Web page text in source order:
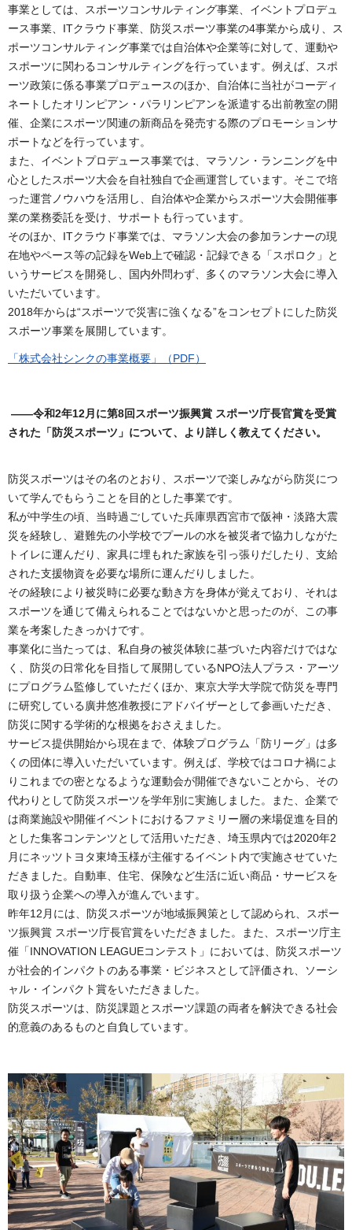
事業としては、スポーツコンサルティング事業、イベントプロデュ
ース事業、ITクラウド事業、防災スポーツ事業の4事業から成り、ス
ポーツコンサルティング事業では自治体や企業等に対して、運動や
スポーツに関わるコンサルティングを行っています。例えば、スポ
ーツ政策に係る事業プロデュースのほか、自治体に当社がコーディ
ネートしたオリンピアン・パラリンピアンを派遣する出前教室の開
催、企業にスポーツ関連の新商品を発売する際のプロモーションサ
ポートなどを行っています。
また、イベントプロデュース事業では、マラソン・ランニングを中
心としたスポーツ大会を自社独自で企画運営しています。そこで培
った運営ノウハウを活用し、自治体や企業からスポーツ大会開催事
業の業務委託を受け、サポートも行っています。
そのほか、ITクラウド事業では、マラソン大会の参加ランナーの現
在地やペース等の記録をWeb上で確認・記録できる「スポロク」と
いうサービスを開発し、国内外問わず、多くのマラソン大会に導入
いただいています。
2018年からは“スポーツで災害に強くなる”をコンセプトにした防災
スポーツ事業を展開しています。
「株式会社シンクの事業概要」（PDF）
――令和2年12月に第8回スポーツ振興賞 スポーツ庁長官賞を受賞
された「防災スポーツ」について、より詳しく教えてください。
防災スポーツはその名のとおり、スポーツで楽しみながら防災につ
いて学んでもらうことを目的とした事業です。
私が中学生の頃、当時過ごしていた兵庫県西宮市で阪神・淡路大震
災を経験し、避難先の小学校でプールの水を被災者で協力しながた
トイレに運んだり、家具に埋もれた家族を引っ張りだしたり、支給
された支援物資を必要な場所に運んだりしました。
その経験により被災時に必要な動き方を身体が覚えており、それは
スポーツを通じて備えられることではないかと思ったのが、この事
業を考案したきっかけです。
事業化に当たっては、私自身の被災体験に基づいた内容だけではな
く、防災の日常化を目指して展開しているNPO法人プラス・アーツ
にプログラム監修していただくほか、東京大学大学院で防災を専門
に研究している廣井悠准教授にアドバイザーとして参画いただき、
防災に関する学術的な根拠をおさえました。
サービス提供開始から現在まで、体験プログラム「防リーグ」は多
くの団体に導入いただいています。例えば、学校ではコロナ禍によ
りこれまでの密となるような運動会が開催できないことから、その
代わりとして防災スポーツを学年別に実施しました。また、企業で
は商業施設や開催イベントにおけるファミリー層の来場促進を目的
とした集客コンテンツとして活用いただき、埼玉県内では2020年2
月にネッツトヨタ東埼玉様が主催するイベント内で実施させていた
だきました。自動車、住宅、保険など生活に近い商品・サービスを
取り扱う企業への導入が進んでいます。
昨年12月には、防災スポーツが地域振興策として認められ、スポー
ツ振興賞 スポーツ庁長官賞をいただきました。また、スポーツ庁主
催「INNOVATION LEAGUEコンテスト」においては、防災スポーツ
が社会的インパクトのある事業・ビジネスとして評価され、ソーシ
ャル・インパクト賞をいただきました。
防災スポーツは、防災課題とスポーツ課題の両者を解決できる社会
的意義のあるものと自負しています。